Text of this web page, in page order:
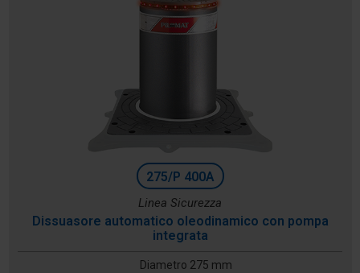
275/P 400A
Linea Sicurezza
Dissuasore automatico oleodinamico con pompa
integrata
Diametro 275 mm